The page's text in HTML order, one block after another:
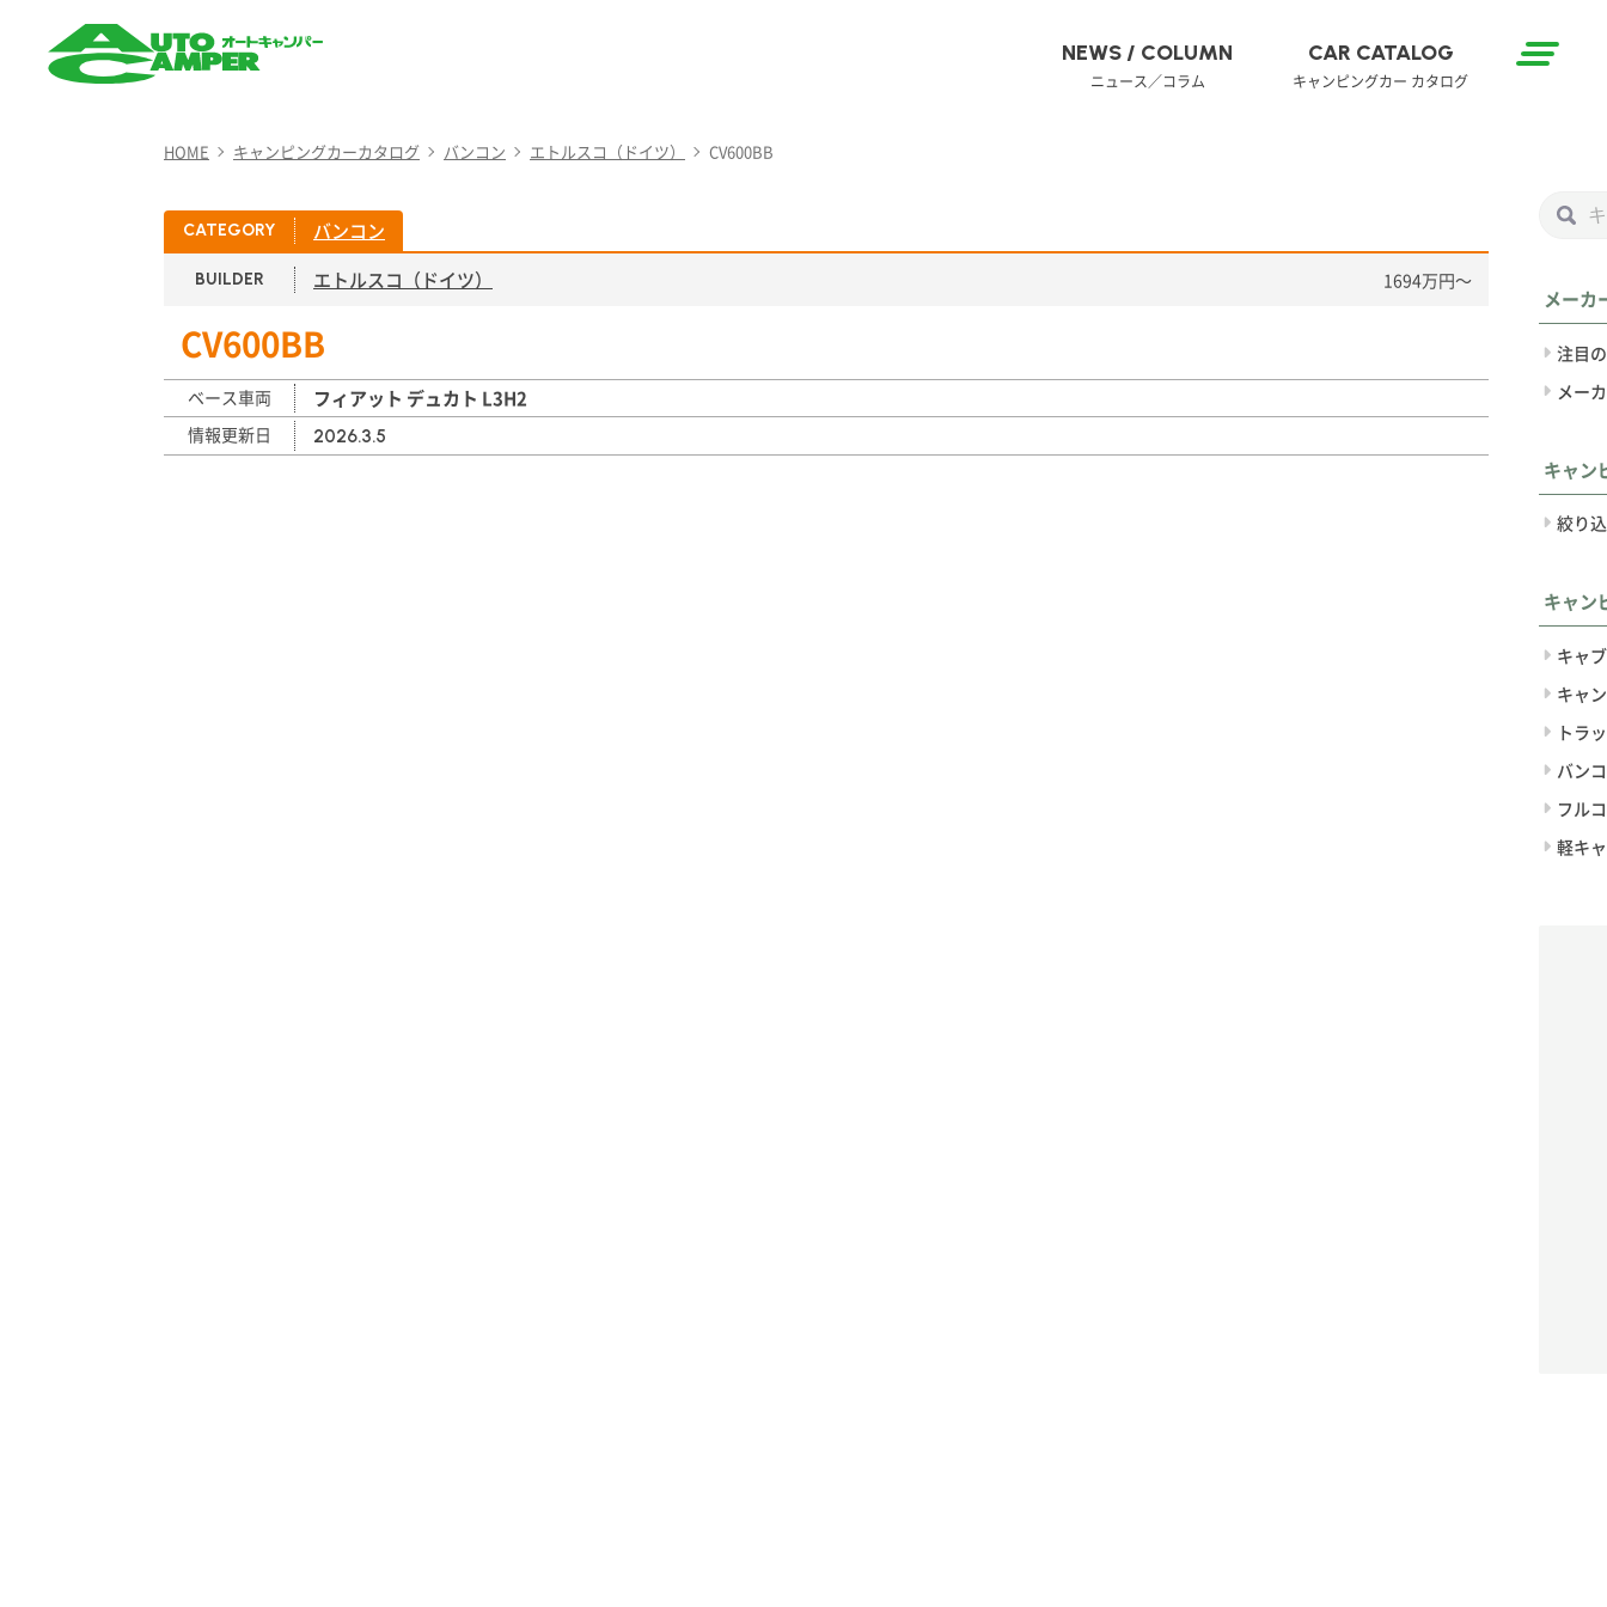
キャンパー）
NEWS / COLUMN
ニュース／コラム
CAR CATALOG
キャンピングカー カタログ
HOME キャンピングカーカタログ バンコン エトルスコ（ドイツ） CV600BB
CATEGORY バンコン
BUILDER エトルスコ（ドイツ） 1694万円〜
CV600BB
ベース車両 フィアット デュカト L3H2
情報更新日 2026.3.5
メーカ
注目
メー
キャン
絞り
キャン
キャ
キャ
トラ
バン
フル
軽キ